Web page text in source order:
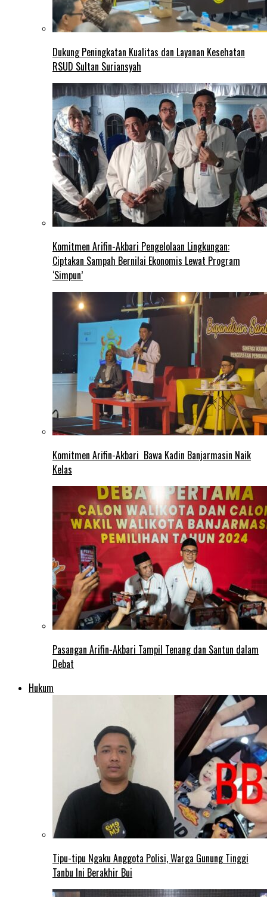
Dukung Peningkatan Kualitas dan Layanan Kesehatan
RSUD Sultan Suriansyah
Komitmen Arifin-Akbari Pengelolaan Lingkungan:
Ciptakan Sampah Bernilai Ekonomis Lewat Program
‘Simpun’
Komitmen Arifin-Akbari Bawa Kadin Banjarmasin Naik
Kelas
Pasangan Arifin-Akbari Tampil Tenang dan Santun dalam
Debat
Hukum
Tipu-tipu Ngaku Anggota Polisi, Warga Gunung Tinggi
Tanbu Ini Berakhir Bui